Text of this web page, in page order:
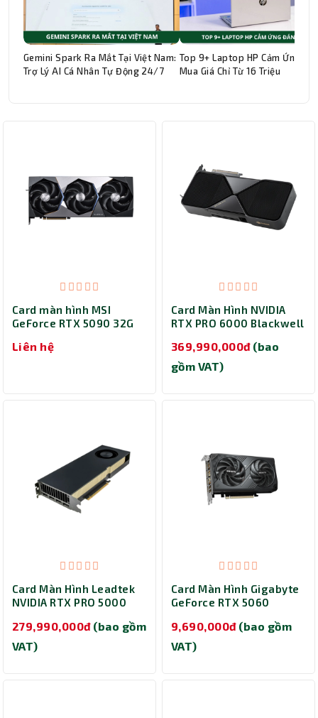
Gemini Spark Ra Mắt Tại Việt Nam:
Trợ Lý AI Cá Nhân Tự Động 24/7
Top 9+ Laptop HP Cảm Ứng
Mua Giá Chỉ Từ 16 Triệu
Card màn hình MSI
GeForce RTX 5090 32G
Liên hệ
Card Màn Hình NVIDIA
RTX PRO 6000 Blackwell
369,990,000đ (bao
gồm VAT)
Card Màn Hình Leadtek
NVIDIA RTX PRO 5000
279,990,000đ (bao gồm
VAT)
Card Màn Hình Gigabyte
GeForce RTX 5060
(GV-N5060WF2MAX OC-
8GD)
9,690,000đ (bao gồm
VAT)